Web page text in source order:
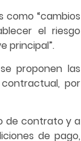
como “cambios
el riesgo
principal”.
proponen las
por
de contrato y a
de pago,